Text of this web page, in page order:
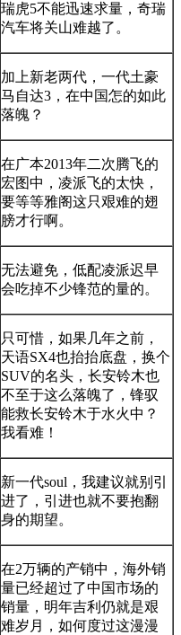
瑞虎5不能迅速求量，奇瑞
汽车将关山难越了。
加上新老两代，一代土豪
马自达3，在中国怎的如此
落魄？
在广本2013年二次腾飞的
宏图中，凌派飞的太快，
要等等雅阁这只艰难的翅
膀才行啊。
无法避免，低配凌派迟早
会吃掉不少锋范的量的。
只可惜，如果几年之前，
天语SX4也抬抬底盘，换个
SUV的名头，长安铃木也
不至于这么落魄了，锋驭
能救长安铃木于水火中？
我看难！
新一代soul，我建议就别引
进了，引进也就不要抱翻
身的期望。
在2万辆的产销中，海外销
量已经超过了中国市场的
销量，明年吉利仍就是艰
难岁月，如何度过这漫漫